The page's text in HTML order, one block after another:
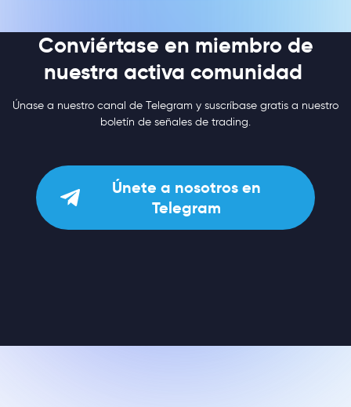
Conviértase en miembro de
nuestra activa comunidad
Únase a nuestro canal de Telegram y suscríbase gratis a nuestro
boletín de señales de trading.
Únete a nosotros en
Telegram